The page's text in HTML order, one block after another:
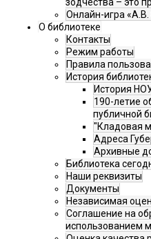
зодчества – это
Онлайн-игра «А.В.
О библиотеке
Контакты
Режим работы
Правила
История
История
190-летие
публичной
"Кладовая
Адреса
Архивные
Библиотека
Наши реквизиты
Документы
Независимая
Соглашение на
использованием